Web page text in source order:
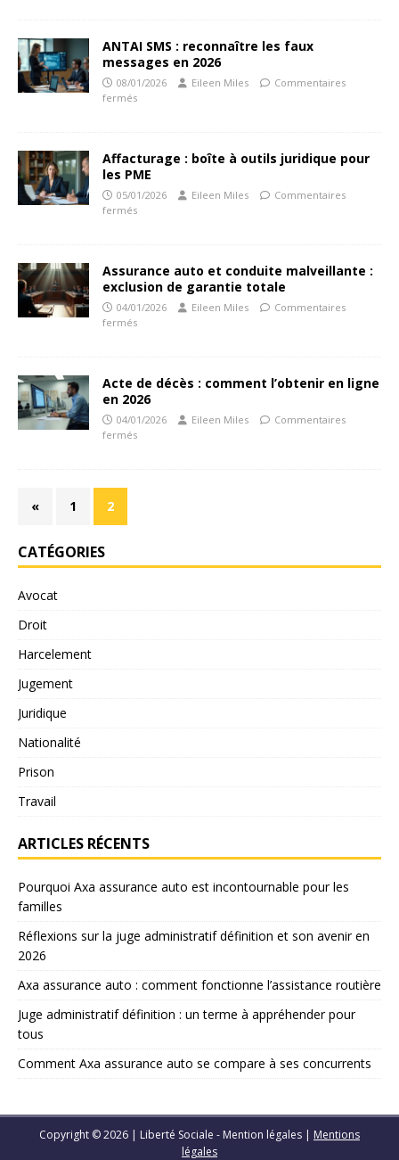
ANTAI SMS : reconnaître les faux
messages en 2026
08/01/2026 Eileen Miles
Commentaires
fermés
Affacturage : boîte à outils juridique pour
les PME
05/01/2026 Eileen Miles
Commentaires
fermés
Assurance auto et conduite malveillante :
exclusion de garantie totale
04/01/2026 Eileen Miles
Commentaires
fermés
Acte de décès : comment l’obtenir en ligne
en 2026
04/01/2026 Eileen Miles
Commentaires
fermés
« 1 2
CATÉGORIES
Avocat
Droit
Harcelement
Jugement
Juridique
Nationalité
Prison
Travail
ARTICLES RÉCENTS
Pourquoi Axa assurance auto est incontournable pour les
familles
Réflexions sur la juge administratif définition et son avenir en
2026
Axa assurance auto : comment fonctionne l’assistance routière
Juge administratif définition : un terme à appréhender pour
tous
Comment Axa assurance auto se compare à ses concurrents
Copyright © 2026 | Liberté Sociale - Mention légales | Mentions
légales